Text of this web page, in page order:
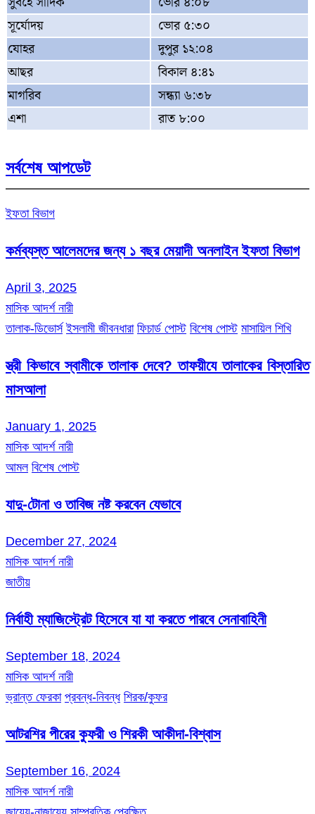
সূর্যোদয়
ভোর ৫:৩০
যোহর
দুপুর ১২:০৪
আছর
বিকাল ৪:৪১
মাগরিব
সন্ধ্যা ৬:৩৮
এশা
রাত ৮:০০
সর্বশেষ আপডেট
ইফতা বিভাগ
কর্মব্যস্ত আলেমদের জন্য ১ বছর মেয়াদী অনলাইন ইফতা বিভাগ
April 3, 2025
মাসিক আদর্শ নারী
তালাক-ডিভোর্স ইসলামী জীবনধারা ফিচার্ড পোস্ট বিশেষ পোস্ট মাসায়িল শিখি
স্ত্রী কিভাবে স্বামীকে তালাক দেবে? তাফয়ীযে তালাকের বিস্তারিত
মাসআলা
January 1, 2025
মাসিক আদর্শ নারী
আমল বিশেষ পোস্ট
যাদু-টোনা ও তাবিজ নষ্ট করবেন যেভাবে
December 27, 2024
মাসিক আদর্শ নারী
জাতীয়
নির্বাহী ম্যাজিস্ট্রেট হিসেবে যা যা করতে পারবে সেনাবাহিনী
September 18, 2024
মাসিক আদর্শ নারী
ভ্রান্ত ফেরকা প্রবন্ধ-নিবন্ধ শিরক/কুফর
আটরশির পীরের কুফরী ও শিরকী আকীদা-বিশ্বাস
September 16, 2024
মাসিক আদর্শ নারী